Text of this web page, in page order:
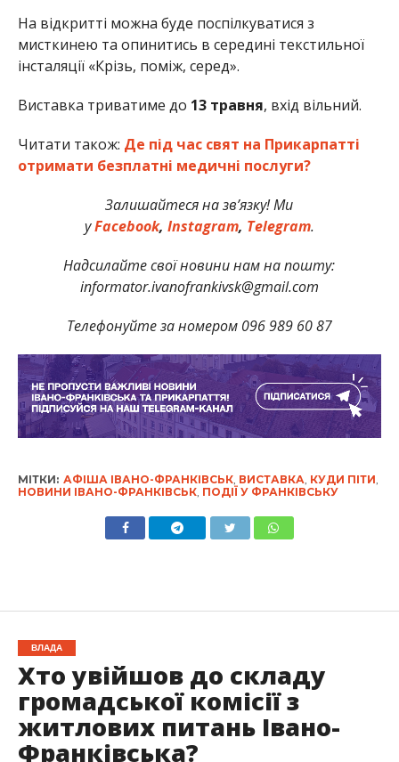
На відкритті можна буде поспілкуватися з
мисткинею та опинитись в середині текстильної
інсталяції «Крізь, поміж, серед».
Виставка триватиме до 13 травня, вхід вільний.
Читати також: Де під час свят на Прикарпатті
отримати безплатні медичні послуги?
Залишайтеся на зв’язку! Ми
уFacebook, Instagram, Telegram.
Надсилайте свої новини нам на пошту:
informator.ivanofrankivsk@gmail.com
Телефонуйте за номером 096 989 60 87
МІТКИ: АФІША ІВАНО-ФРАНКІВСЬК, ВИСТАВКА, КУДИ ПІТИ,
НОВИНИ ІВАНО-ФРАНКІВСЬК, ПОДІЇ У ФРАНКІВСЬКУ
ВЛАДА
Хто увійшов до складу
громадської комісії з
житлових питань Івано-
Франківська?